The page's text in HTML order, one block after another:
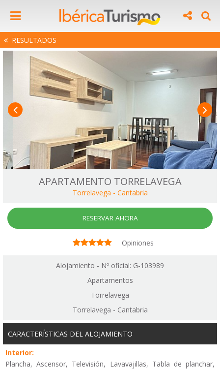
RESULTADOS
APARTAMENTO TORRELAVEGA
Torrelavega - Cantabria
RESERVAR AHORA
Opiniones
Alojamiento - Nº oficial: G-103989
Apartamentos
Torrelavega
Torrelavega - Cantabria
CARACTERÍSTICAS DEL ALOJAMIENTO
Interior:
Plancha, Ascensor, Televisión, Lavavajillas, Tabla de planchar,